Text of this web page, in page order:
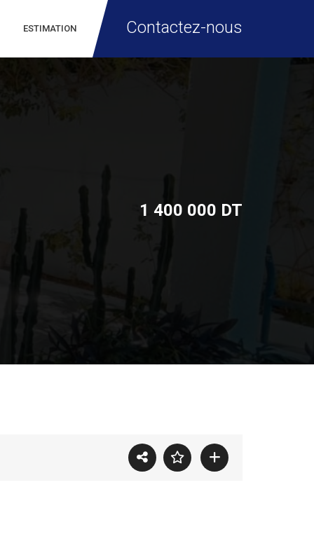
ESTIMATION Contactez-nous
1 400 000 DT